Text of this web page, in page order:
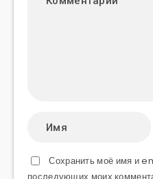
Сохранить моё имя и